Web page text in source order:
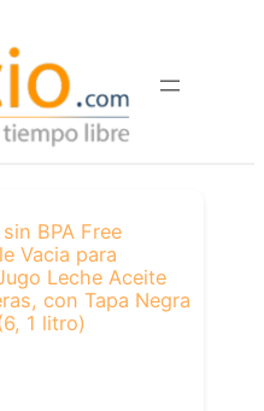
BPA Free
Vacia para
Leche Aceite
con Tapa Negra
1 litro)